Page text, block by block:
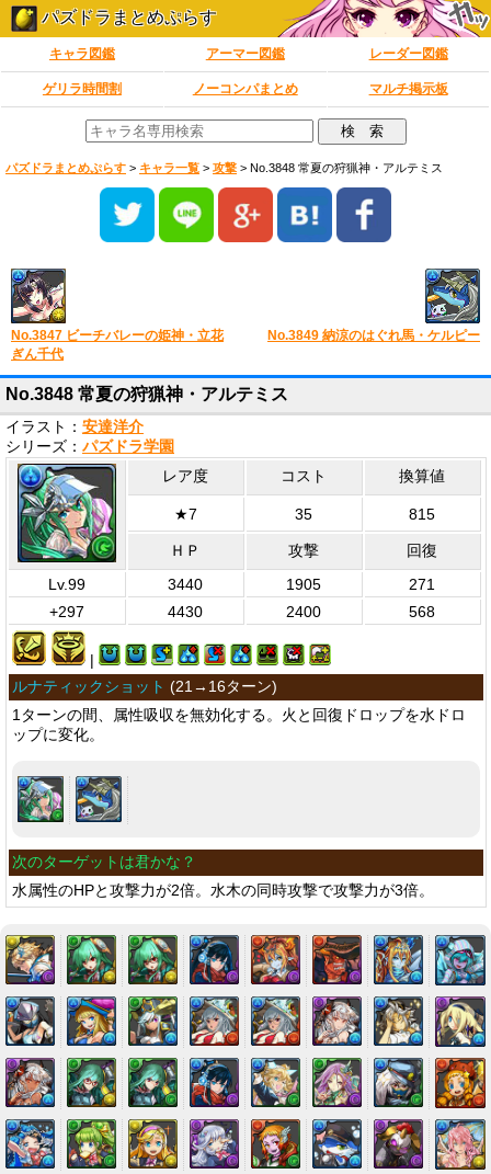
パズドラまとめぷらす
キャラ図鑑 アーマー図鑑 レーダー図鑑
ゲリラ時間割 ノーコンパまとめ マルチ掲示板
パズドラまとめぷらす > キャラ一覧 > 攻撃 > No.3848 常夏の狩猟神・アルテミス
No.3847 ビーチバレーの姫神・立花
ぎん千代
No.3849 納涼のはぐれ馬・ケルピー
No.3848 常夏の狩猟神・アルテミス
イラスト： 安達洋介
シリーズ： パズドラ学園
レア度 コスト 換算値
★7 35 815
ＨＰ 攻撃
回復
Lv.99
3440 1905
271
+297
4430 2400 568
|
ルナティックショット (21→16ターン)
1ターンの間、属性吸収を無効化する。火と回復ドロップを水ドロ
ップに変化。
次のターゲットは君かな？
水属性のHPと攻撃力が2倍。水木の同時攻撃で攻撃力が3倍。